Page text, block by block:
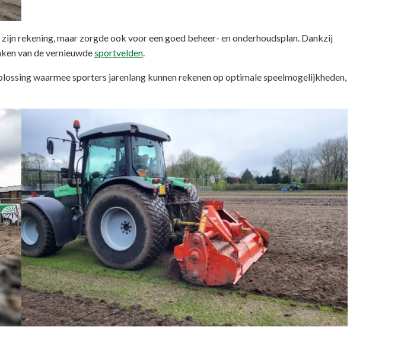
rekening, maar zorgde ook voor een goed beheer- en onderhoudsplan. Dankzij
van de vernieuwdesportvelden.
waarmee sporters jarenlang kunnen rekenen op optimale speelmogelijkheden,